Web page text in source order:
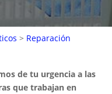
> Reparación
de tu urgencia a las
que trabajan en